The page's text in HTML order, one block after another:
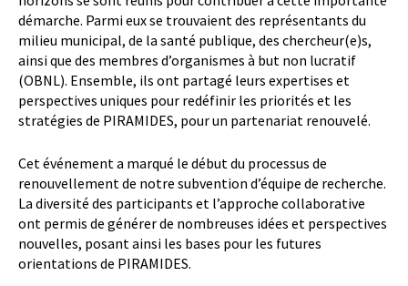
démarche. Parmi eux se trouvaient des représentants du
milieu municipal, de la santé publique, des chercheur(e)s,
ainsi que des membres d’organismes à but non lucratif
(OBNL). Ensemble, ils ont partagé leurs expertises et
perspectives uniques pour redéfinir les priorités et les
stratégies de PIRAMIDES, pour un partenariat renouvelé.
Cet événement a marqué le début du processus de
renouvellement de notre subvention d’équipe de recherche.
La diversité des participants et l’approche collaborative
ont permis de générer de nombreuses idées et perspectives
nouvelles, posant ainsi les bases pour les futures
orientations de PIRAMIDES.